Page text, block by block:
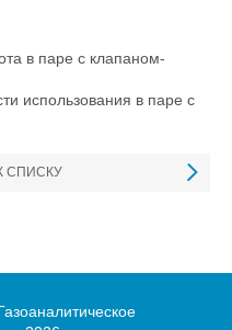
в паре с клапаном-
использования в паре с
СПИСКУ